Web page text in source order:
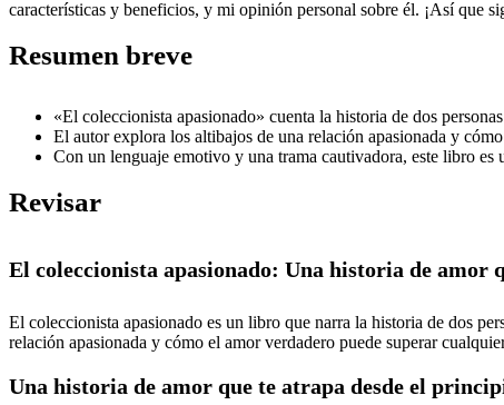
características y beneficios, y mi opinión personal sobre él. ¡Así que
Resumen breve
«El coleccionista apasionado» cuenta la historia de dos
El autor explora los altibajos de una relación apasionada y
Con un lenguaje emotivo y una trama cautivadora, este libro
Revisar
El coleccionista apasionado: Una historia de amor
El coleccionista apasionado es un libro que narra la historia de dos
relación apasionada y cómo el amor verdadero puede superar
Una historia de amor que te atrapa desde el